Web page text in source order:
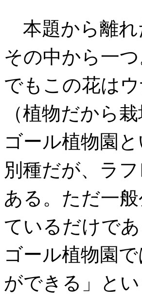
本題から離れ
その中から一
でもこの花は
（植物だから
ゴール植物園
別種だが、ラ
ある。ただ一
ているだけで
ゴール植物園
ができる」と